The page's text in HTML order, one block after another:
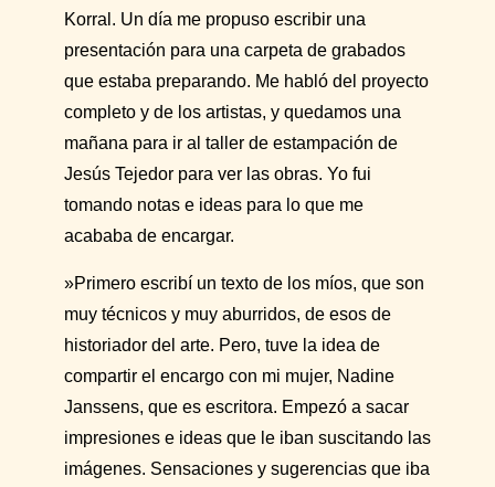
Korral. Un día me propuso escribir una
presentación para una carpeta de grabados
que estaba preparando. Me habló del proyecto
completo y de los artistas, y quedamos una
mañana para ir al taller de estampación de
Jesús Tejedor para ver las obras. Yo fui
tomando notas e ideas para lo que me
acababa de encargar.
»Primero escribí un texto de los míos, que son
muy técnicos y muy aburridos, de esos de
historiador del arte. Pero, tuve la idea de
compartir el encargo con mi mujer, Nadine
Janssens, que es escritora. Empezó a sacar
impresiones e ideas que le iban suscitando las
imágenes. Sensaciones y sugerencias que iba